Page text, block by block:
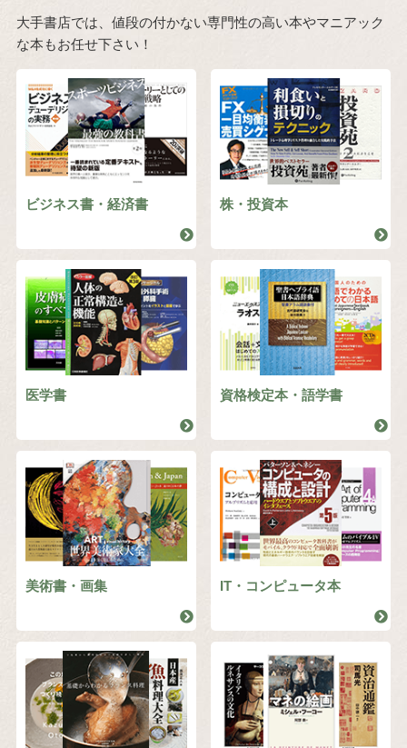
大手書店では、値段の付かない専門性の高い本やマニアック
な本もお任せ下さい！
ビジネス書・経済書 株・投資本
医学書 資格検定本・語学書
美術書・画集 IT・コンピュータ本